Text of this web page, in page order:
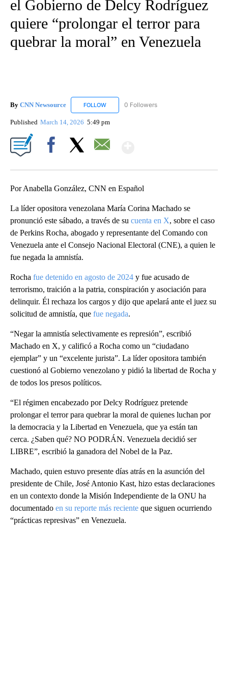
el Gobierno de Delcy Rodríguez
quiere “prolongar el terror para
quebrar la moral” en Venezuela
By CNN Newsource FOLLOW FOLLOW "CNN NEWSOURCE" TO RECEIVE
0 Followers
Published March 14, 2026 5:49 pm
Por Anabella González, CNN en Español
La líder opositora venezolana María Corina Machado se
pronunció este sábado, a través de su cuenta en X, sobre el caso
de Perkins Rocha, abogado y representante del Comando con
Venezuela ante el Consejo Nacional Electoral (CNE), a quien le
fue negada la amnistía.
Rocha fue detenido en agosto de 2024 y fue acusado de
terrorismo, traición a la patria, conspiración y asociación para
delinquir. Él rechaza los cargos y dijo que apelará ante el juez su
solicitud de amnistía, que fue negada.
“Negar la amnistía selectivamente es represión”, escribió
Machado en X, y calificó a Rocha como un “ciudadano
ejemplar” y un “excelente jurista”. La líder opositora también
cuestionó al Gobierno venezolano y pidió la libertad de Rocha y
de todos los presos políticos.
“El régimen encabezado por Delcy Rodríguez pretende
prolongar el terror para quebrar la moral de quienes luchan por
la democracia y la Libertad en Venezuela, que ya están tan
cerca. ¿Saben qué? NO PODRÁN. Venezuela decidió ser
LIBRE”, escribió la ganadora del Nobel de la Paz.
Machado, quien estuvo presente días atrás en la asunción del
presidente de Chile, José Antonio Kast, hizo estas declaraciones
en un contexto donde la Misión Independiente de la ONU ha
documentado en su reporte más reciente que siguen ocurriendo
“prácticas represivas” en Venezuela.